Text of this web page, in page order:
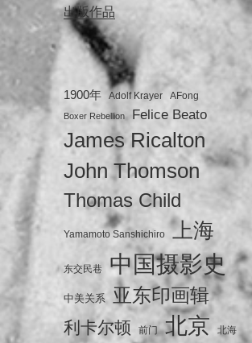
出版作品
1900年 Adolf Krayer AFong
Boxer Rebellion Felice Beato
James Ricalton
John Thomson
Thomas Child
Yamamoto Sanshichiro 上海
东交民巷 中国摄影史
中美关系 亚东印画辑
利卡尔顿 前门 北京 北海